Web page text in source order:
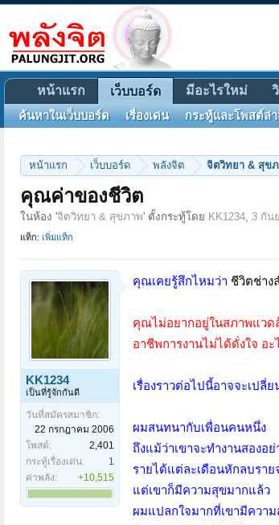
หน้าแรก เว็บบอร์ด พลังจิต จิตวิทยา & สุข
คุณค่าของชีวิต
ในห้อง 'จิตวิทยา & สุขภาพ' ตั้งกระทู้โดย KK1234, 3 กัน
แท็ก: เพิ่มแท็ก
KK1234
เป็นที่รู้จักกันดี
วันที่สมัครสมาชิก:
22 กรกฎาคม 2006
โพสต์:
2,401
กระทู้เรื่องเด่น:
1
ค่าพลัง:
+10,515
คุณเคยรู้สึกไหมว่า ชีวิตช่าง
คุณไม่อยากอยู่ในสภาพแวด
อาชีพการงานไม่ได้ดั่งใจ อ
เรื่องราวต่อไปนี้อาจจะเป
ผมสนทนากับเพื่อนคนหนึ่ง
ถึงแม้ว่าเขาจะทำงานสองอย่
รายได้แต่ละเดือนหักลบรา
แต่เขาก็มีความสุขมากแล้ว
ผมแปลกใจมากที่เขามีควา
หน้าแรก เว็บบอร์ด
ค้นหาในเว็บบอร์ด เรื่องเด่น กระทู้และโพสต์ล่
มีอะไรใหม่